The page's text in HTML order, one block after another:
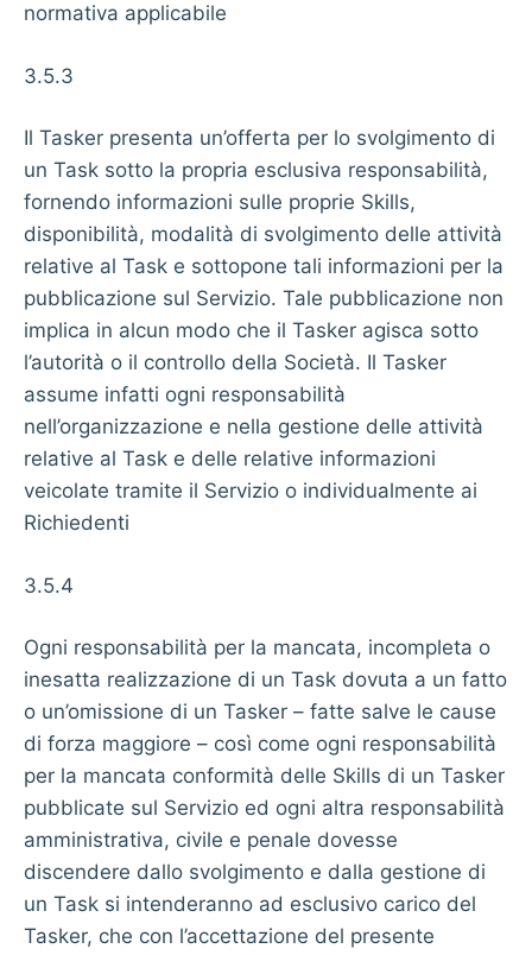
normativa applicabile
3.5.3
Il Tasker presenta un’offerta per lo svolgimento di
un Task sotto la propria esclusiva responsabilità,
fornendo informazioni sulle proprie Skills,
disponibilità, modalità di svolgimento delle attività
relative al Task e sottopone tali informazioni per la
pubblicazione sul Servizio. Tale pubblicazione non
implica in alcun modo che il Tasker agisca sotto
l’autorità o il controllo della Società. Il Tasker
assume infatti ogni responsabilità
nell’organizzazione e nella gestione delle attività
relative al Task e delle relative informazioni
veicolate tramite il Servizio o individualmente ai
Richiedenti
3.5.4
Ogni responsabilità per la mancata, incompleta o
inesatta realizzazione di un Task dovuta a un fatto
o un’omissione di un Tasker – fatte salve le cause
di forza maggiore – così come ogni responsabilità
per la mancata conformità delle Skills di un Tasker
pubblicate sul Servizio ed ogni altra responsabilità
amministrativa, civile e penale dovesse
discendere dallo svolgimento e dalla gestione di
un Task si intenderanno ad esclusivo carico del
Tasker, che con l’accettazione del presente